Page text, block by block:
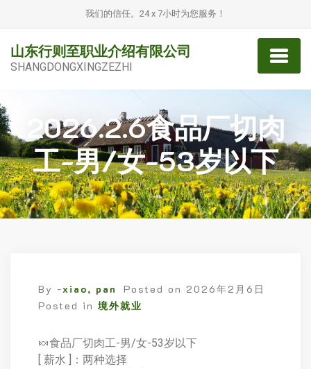
我们的信任。24 x 7小时为您服务！
山东行则至职业介绍有限公司
SHANGDONGXINGZEZHI
2026.2.6食品厂切肉
工-男/女-53岁以下
By -xiao, pan Posted on 2026年2月6日
Posted in 境外就业
🍬食品厂切肉工-男/女-53岁以下
[ 薪水 ]：两种选择